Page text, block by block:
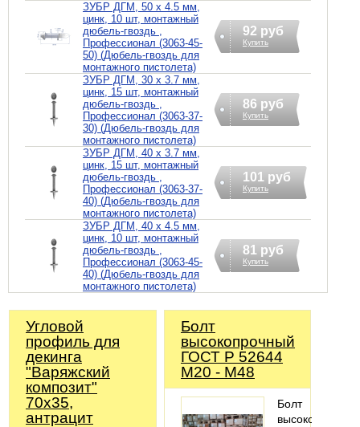
ЗУБР ДГМ, 50 x 4.5 мм,
цинк, 10 шт, монтажный
дюбель-гвоздь ,
Профессионал (3063-45-
50) (Дюбель-гвоздь для
монтажного пистолета)
92 руб
Купить
ЗУБР ДГМ, 30 x 3.7 мм,
цинк, 15 шт, монтажный
дюбель-гвоздь ,
Профессионал (3063-37-
30) (Дюбель-гвоздь для
монтажного пистолета)
86 руб
Купить
ЗУБР ДГМ, 40 x 3.7 мм,
цинк, 15 шт, монтажный
дюбель-гвоздь ,
Профессионал (3063-37-
40) (Дюбель-гвоздь для
монтажного пистолета)
101 руб
Купить
ЗУБР ДГМ, 40 x 4.5 мм,
цинк, 10 шт, монтажный
дюбель-гвоздь ,
Профессионал (3063-45-
40) (Дюбель-гвоздь для
монтажного пистолета)
81 руб
Купить
Угловой
профиль для
декинга
"Варяжский
композит"
70х35,
антрацит
Болт
высокопрочный
ГОСТ Р 52644
М20 - М48
Болт
высокопрочный